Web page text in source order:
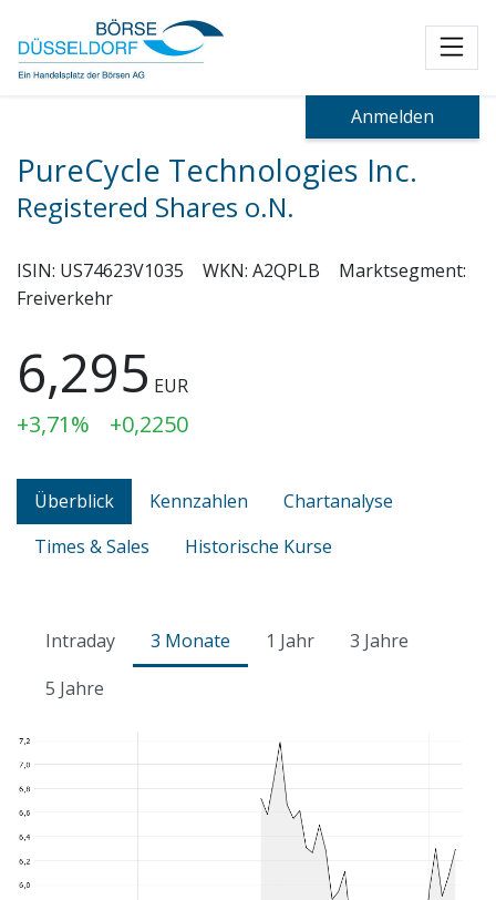
Anmelden
PureCycle Technologies Inc.
Registered Shares o.N.
ISIN: US74623V1035 WKN: A2QPLB
Marktsegment:
Freiverkehr
6,295 EUR
+3,71% +0,2250
Überblick Kennzahlen
Chartanalyse
Times & Sales
Historische Kurse
Intraday 3 Monate 1 Jahr
3 Jahre
5 Jahre